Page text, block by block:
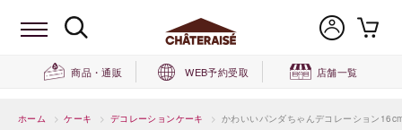
商品・通販 WEB予約受取 店舗一覧
ホーム > ケーキ > デコレーションケーキ > かわいいパンダちゃんデコレーション